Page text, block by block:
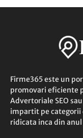
Firme365 este un
promovari eficiente
Advertoriale SEO
impartit pe categorii
ridicata inca din